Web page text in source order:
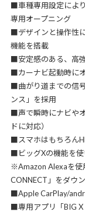
■車種専用設定によ
専用オープニング
■デザインと操作性
機能を搭載
■安定感のある、高
■カーナビ起動時に
■曲がり道までの信
ンス」を採用
■声で瞬時にナビや
ドに対応）
■スマホはもちろん
■ビッグXの機能を
※Amazon Alexaを使
CONNECT」をダウ
■Apple CarPlay/
■専用アプリ「BIG X